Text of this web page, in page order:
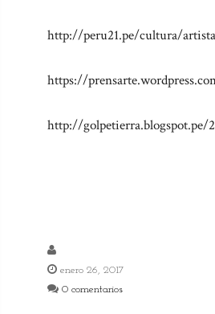
http://peru21.pe/cultura/
https://
http://golpetierra.blogspot.pe/
enero 26, 2017
0 comentarios